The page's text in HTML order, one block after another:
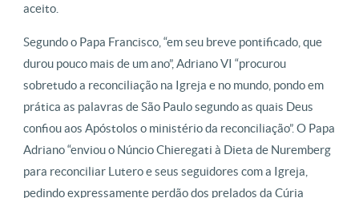
aceito.
Segundo o Papa Francisco, “em seu breve pontificado, que
durou pouco mais de um ano”, Adriano VI “procurou
sobretudo a reconciliação na Igreja e no mundo, pondo em
prática as palavras de São Paulo segundo as quais Deus
confiou aos Apóstolos o ministério da reconciliação”. O Papa
Adriano “enviou o Núncio Chieregati à Dieta de Nuremberg
para reconciliar Lutero e seus seguidores com a Igreja,
pedindo expressamente perdão dos prelados da Cúria